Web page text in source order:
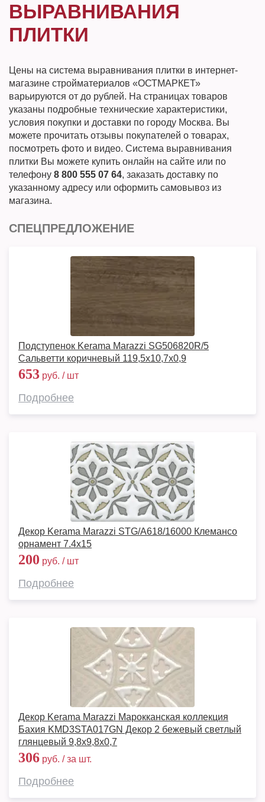
ВЫРАВНИВАНИЯ
ПЛИТКИ
Цены на система выравнивания плитки в интернет-
магазине стройматериалов «ОСТМАРКЕТ»
варьируются от до рублей. На страницах товаров
указаны подробные технические характеристики,
условия покупки и доставки по городу Москва. Вы
можете прочитать отзывы покупателей о товарах,
посмотреть фото и видео. Система выравнивания
плитки Вы можете купить онлайн на сайте или по
телефону 8 800 555 07 64, заказать доставку по
указанному адресу или оформить самовывоз из
магазина.
СПЕЦПРЕДЛОЖЕНИЕ
Подступенок Kerama Marazzi SG506820R/5
Сальветти коричневый 119,5x10,7x0,9
653 руб. / шт
Подробнее
Декор Kerama Marazzi STG/A618/16000 Клемансо
орнамент 7.4х15
200 руб. / шт
Подробнее
Декор Kerama Marazzi Марокканская коллекция
Бахия KMD3STA017GN Декор 2 бежевый светлый
глянцевый 9,8x9,8x0,7
306 руб. / за шт.
Подробнее